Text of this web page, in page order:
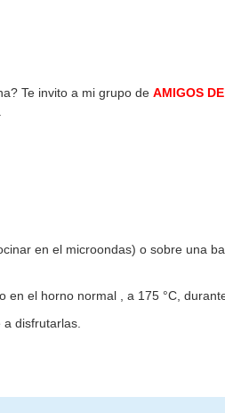
Te invito a mi grupo de AMIGOS
en el microondas) o sobre una
el horno normal , a 175 °C,
disfrutarlas.